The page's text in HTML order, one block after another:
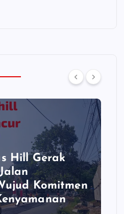
Hill Gerak
Komitmen